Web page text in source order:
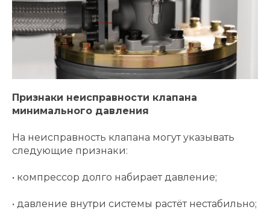
Признаки неисправности клапана
минимального давления
На неисправность клапана могут указывать
следующие признаки:
• компрессор долго набирает давление;
• давление внутри системы растёт нестабильно;